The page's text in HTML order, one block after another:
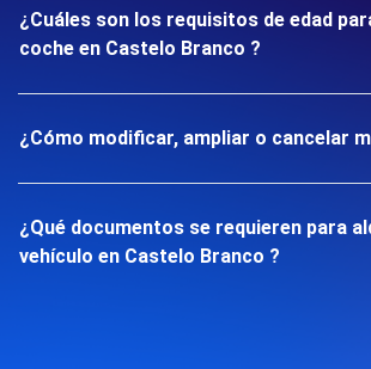
¿Cuáles son los requisitos de edad
coche en Castelo Branco ?
¿Cómo modificar, ampliar o cancelar
¿Qué documentos se requieren para
vehículo en Castelo Branco ?